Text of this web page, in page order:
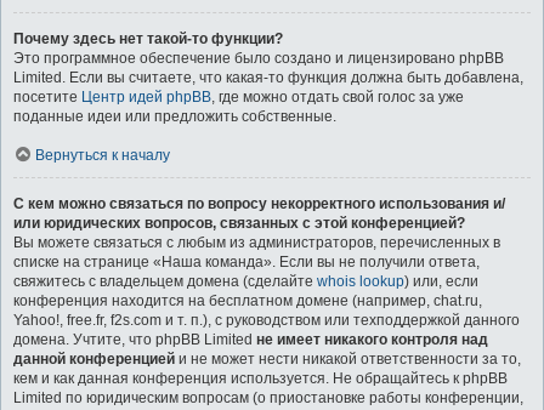
Почему здесь нет такой-то функции?
Это программное обеспечение было создано и лицензировано phpBB
Limited. Если вы считаете, что какая-то функция должна быть добавлена,
посетите Центр идей phpBB, где можно отдать свой голос за уже
поданные идеи или предложить собственные.
Вернуться к началу
С кем можно связаться по вопросу некорректного использования и/
или юридических вопросов, связанных с этой конференцией?
Вы можете связаться с любым из администраторов, перечисленных в
списке на странице «Наша команда». Если вы не получили ответа,
свяжитесь с владельцем домена (сделайте whois lookup) или, если
конференция находится на бесплатном домене (например, chat.ru,
Yahoo!, free.fr, f2s.com и т. п.), с руководством или техподдержкой данного
домена. Учтите, что phpBB Limited не имеет никакого контроля над
данной конференцией и не может нести никакой ответственности за то,
кем и как данная конференция используется. Не обращайтесь к phpBB
Limited по юридическим вопросам (о приостановке работы конференции,